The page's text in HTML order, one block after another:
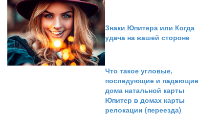
Знаки Юпитера или Когда
удача на вашей стороне
Что такое угловые,
последующие и падающие
дома натальной карты
Юпитер в домах карты
релокации (переезда)